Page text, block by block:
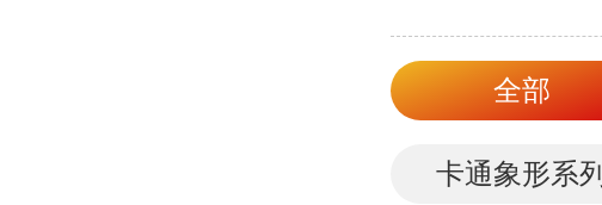
全部
卡通象形系列